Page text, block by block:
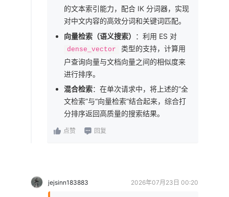
的文本索引能力，配合 IK 分词器，实现
对中文内容的高效分词和关键词匹配。
向量检索（语义搜索）
：利用 ES 对
dense_vector
类型的支持，计算用
户查询向量与文档向量之间的相似度来
进行排序。
混合检索：在单次请求中，将上述的“全
文检索”与“向量检索”结合起来，综合打
分排序返回高质量的搜索结果。
点赞 回复
jejsinn183883 2026年07月23日 00:20